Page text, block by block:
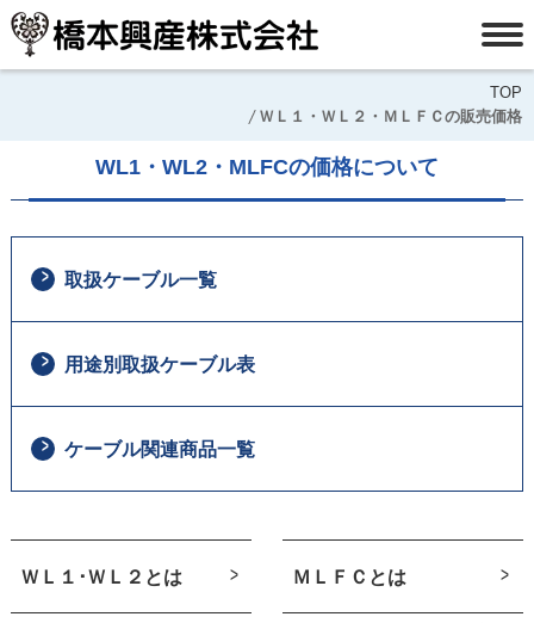
TOP
ＷＬ１・ＷＬ２・ＭＬＦＣの販売価格
WL1・WL2・MLFCの価格について
取扱ケーブル一覧
用途別取扱ケーブル表
ケーブル関連商品一覧
ＷＬ１･ＷＬ２とは ＭＬＦＣとは